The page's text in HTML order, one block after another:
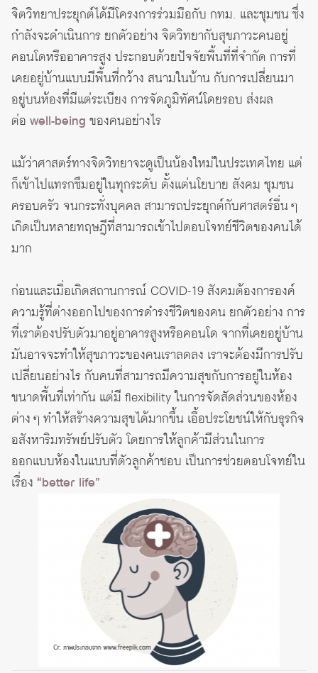
จิตวิทยาประยุกต์ได้มีโครงการร่วมมือกับ กทม. และชุมชน ซึ่ง
กำลังจะดำเนินการ ยกตัวอย่าง จิตวิทยากับสุขภาวะคนอยู่
คอนโดหรืออาคารสูง ประกอบด้วยปัจจัยพื้นที่ที่จำกัด การที่
เคยอยู่บ้านแบบมีพื้นที่กว้าง สนามในบ้าน กับการเปลี่ยนมา
อยู่บนห้องที่มีแต่ระเบียง การจัดภูมิทัศน์โดยรอบ ส่งผล
ต่อ well-being ของคนอย่างไร
แม้ว่าศาสตร์ทางจิตวิทยาจะดูเป็นน้องใหม่ในประเทศไทย แต่
ก็เข้าไปแทรกซึมอยู่ในทุกระดับ ตั้งแต่นโยบาย สังคม ชุมชน
ครอบครัว จนกระทั่งบุคคล สามารถประยุกต์กับศาสตร์อื่น ๆ
เกิดเป็นหลายทฤษฎีที่สามารถเข้าไปตอบโจทย์ชีวิตของคนได้
มาก
ก่อนและเมื่อเกิดสถานการณ์ COVID-19 สังคมต้องการองค์
ความรู้ที่ต่างออกไปของการดำรงชีวิตของคน ยกตัวอย่าง การ
ที่เราต้องปรับตัวมาอยู่อาคารสูงหรือคอนโด จากที่เคยอยู่บ้าน
มันอาจจะทำให้สุขภาวะของคนเราลดลง เราจะต้องมีการปรับ
เปลี่ยนอย่างไร กับคนที่สามารถมีความสุขกับการอยู่ในห้อง
ขนาดพื้นที่เท่ากัน แต่มี flexibility ในการจัดสัดส่วนของห้อง
ต่าง ๆ ทำให้สร้างความสุขได้มากขึ้น เอื้อประโยชน์ให้กับธุรกิจ
อสังหาริมทรัพย์ปรับตัว โดยการให้ลูกค้ามีส่วนในการ
ออกแบบห้องในแบบที่ตัวลูกค้าชอบ เป็นการช่วยตอบโจทย์ใน
เรื่อง “better life”